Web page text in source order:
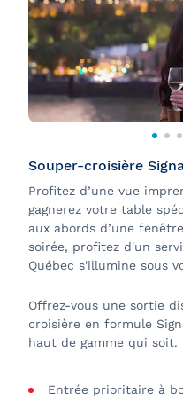
Souper-croisière
Profitez d’une vue
gagnerez votre table
aux abords d’une
soirée, profitez d'un
Québec s'illumine sous
Offrez-vous une sortie
croisière en formule
haut de gamme qui soit.
Entrée prioritaire à